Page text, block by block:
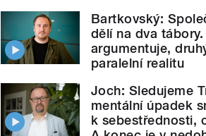
Bartkovský:
dělí na dva
argumentuje,
paralelní realitu
Joch: Sledujeme
mentální úpadek
k sebestřednosti,